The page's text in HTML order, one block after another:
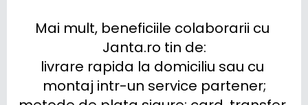
Mai mult, beneficiile colaborarii cu
Janta.ro tin de:
livrare rapida la domiciliu sau cu
montaj intr-un service partener;